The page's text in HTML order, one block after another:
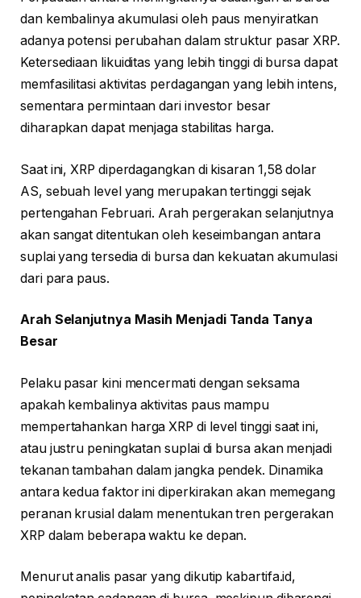
dan kembalinya akumulasi oleh paus menyiratkan
adanya potensi perubahan dalam struktur pasar XRP.
Ketersediaan likuiditas yang lebih tinggi di bursa dapat
memfasilitasi aktivitas perdagangan yang lebih intens,
sementara permintaan dari investor besar
diharapkan dapat menjaga stabilitas harga.
Saat ini, XRP diperdagangkan di kisaran 1,58 dolar
AS, sebuah level yang merupakan tertinggi sejak
pertengahan Februari. Arah pergerakan selanjutnya
akan sangat ditentukan oleh keseimbangan antara
suplai yang tersedia di bursa dan kekuatan akumulasi
dari para paus.
Arah Selanjutnya Masih Menjadi Tanda Tanya
Besar
Pelaku pasar kini mencermati dengan seksama
apakah kembalinya aktivitas paus mampu
mempertahankan harga XRP di level tinggi saat ini,
atau justru peningkatan suplai di bursa akan menjadi
tekanan tambahan dalam jangka pendek. Dinamika
antara kedua faktor ini diperkirakan akan memegang
peranan krusial dalam menentukan tren pergerakan
XRP dalam beberapa waktu ke depan.
Menurut analis pasar yang dikutip kabartifa.id,